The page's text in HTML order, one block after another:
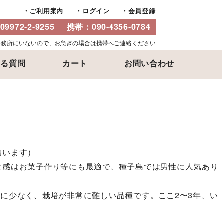
ご利用案内 ログイン 会員登録
09972-2-9255 携帯： 090-4356-0784
所にいないので、お急ぎの場合は携帯へご連絡ください
質問 カート お問い合わせ
ます）
はお菓子作り等にも最適で、種子島では男性に人気あり
少なく、栽培が非常に難しい品種です。ここ2〜3年、い